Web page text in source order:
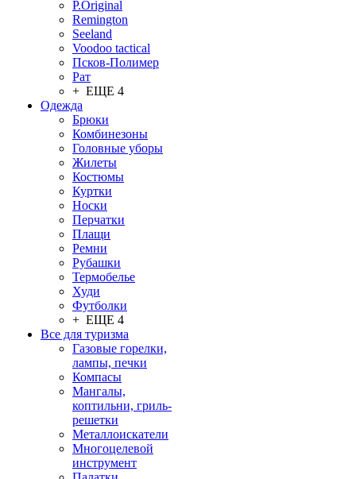
P.Original
Remington
Seeland
Voodoo tactical
Псков-Полимер
Рат
+ ЕЩЕ 4
Одежда
Брюки
Комбинезоны
Головные уборы
Жилеты
Костюмы
Куртки
Носки
Перчатки
Плащи
Ремни
Рубашки
Термобелье
Худи
Футболки
+ ЕЩЕ 4
Все для туризма
Газовые горелки,
лампы, печки
Компасы
Мангалы,
коптильни, гриль-
решетки
Металлоискатели
Многоцелевой
инструмент